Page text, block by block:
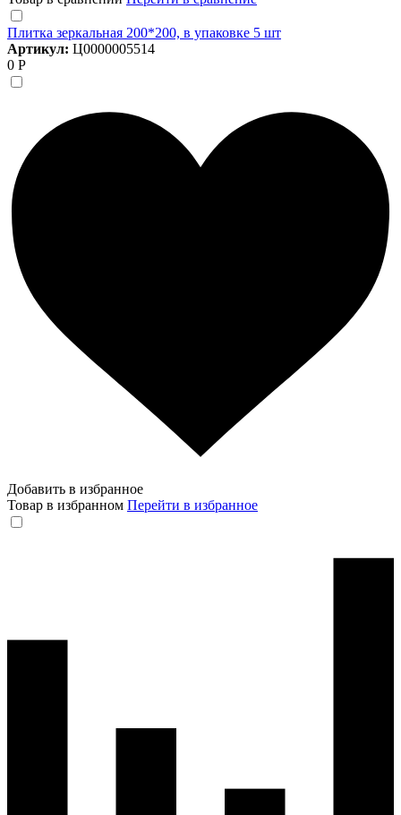
Плитка зеркальная 200*200, в упаковке 5 шт
Артикул: Ц0000005514
0 Р
Добавить в избранное
Товар в избранном Перейти в избранное